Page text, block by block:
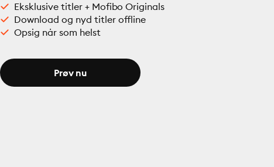
Eksklusive titler + Mofibo Originals
Download og nyd titler offline
Opsig når som helst
Prøv nu